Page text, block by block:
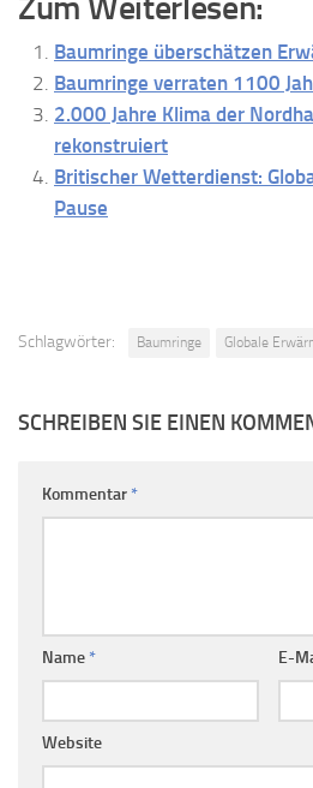
Baumringe überschätzen
Baumringe verraten 1100
2.000 Jahre Klima der
rekonstruiert
Britischer Wetterdienst:
Pause
Schlagwörter: Baumringe Globale
SCHREIBEN SIE EINEN
Kommentar *
Name * E-
Website